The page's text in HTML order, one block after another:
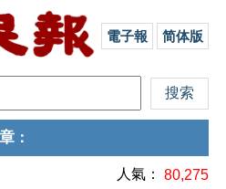
電子報 简体版
：
人氣： 80,275